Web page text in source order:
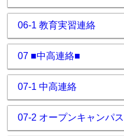
06-1 教育実習連絡
07 ■中高連絡■
07-1 中高連絡
07-2 オープンキャンパス